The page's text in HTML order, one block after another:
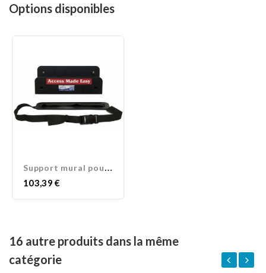
Options disponibles
S
upport mural pour Shop...
Prix
103,39 €
16 autre produits dans la même
catégorie